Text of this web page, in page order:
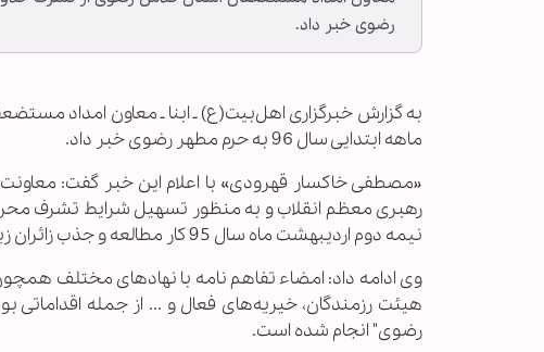
رضوی خبر داد.
ماهه ابتدایی سال 96 به حرم مطهر رضوی خبر داد.
«مصطفی خاکسار قهرودی» با اعلام این خبر گفت:
رهبری معظم انقلاب و به منظور تسهیل شرایط تشرف
نیمه دوم اردیبهشت ماه سال 95 کار مطالعه و جذب زائران زیارت اولی را آغاز کرده است.
وی ادامه داد: امضاء تفاهم نامه با نهادهای مختلف
هیئت رزمندگان، خیریه‌های فعال و ... از جمله اقداماتی
رضوی" انجام شده است.